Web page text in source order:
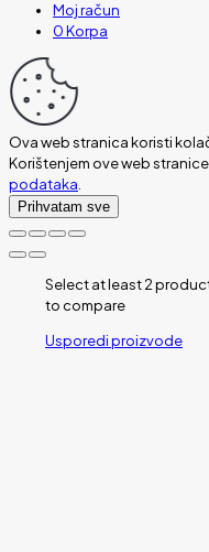
Moj račun
0Korpa
Ova web stranica koristi
Korištenjem ove web
podataka.
Prihvatam sve
Select at least 2
to compare
Usporedi proizvode